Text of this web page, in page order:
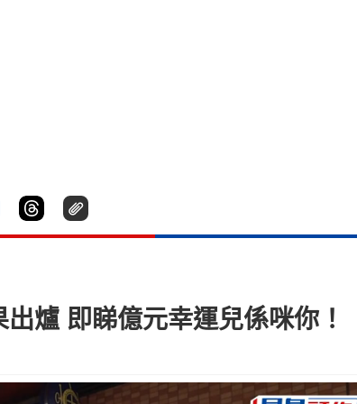
爐 即睇億元幸運兒係咪你！